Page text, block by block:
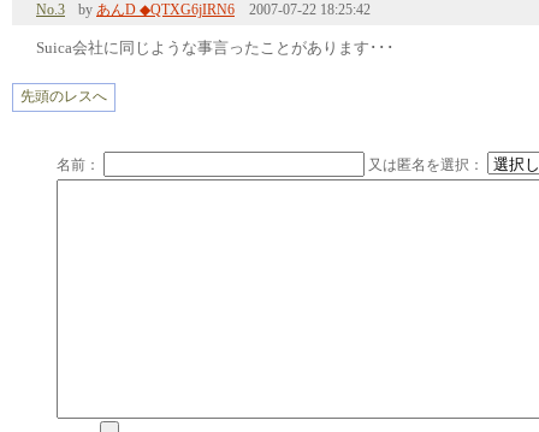
No.3 by あんD ◆QTXG6jIRN6 2007-07-22 18:25:42
Suica会社に同じような事言ったことがあります･･･
先頭のレスへ
名前： 又は匿名を選択：